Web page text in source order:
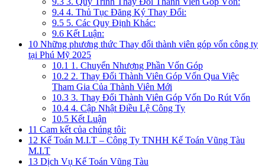
9.4 4. Thủ Tục Đăng Ký Thay Đổi:
9.5 5. Các Quy Định Khác:
9.6 Kết Luận:
10 Những phương thức Thay đổi thành viên góp vốn công ty
tại Phú Mỹ 2025
10.1 1. Chuyển Nhượng Phần Vốn Góp
10.2 2. Thay Đổi Thành Viên Góp Vốn Qua Việc
Tham Gia Của Thành Viên Mới
10.3 3. Thay Đổi Thành Viên Góp Vốn Do Rút Vốn
10.4 4. Cập Nhật Điều Lệ Công Ty
10.5 Kết Luận
11 Cam kết của chúng tôi:
12 Kế Toán M.I.T – Công Ty TNHH Kế Toán Vũng Tàu
M.I.T
13 Dịch Vụ Kế Toán Vũng Tàu